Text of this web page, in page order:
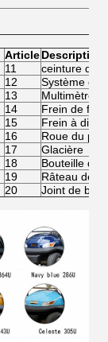
Article
11
ceinture de
12
Système de
13
Multimètre
14
Frein de fin
15
Frein à
16
Roue du
17
Glacière
18
Bouteille de
19
Râteau de
20
Joint de